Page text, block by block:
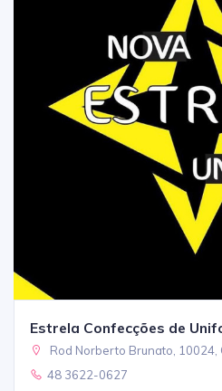
Estrela Confecções de
Rod Norberto Brunato,
48 3622-0627